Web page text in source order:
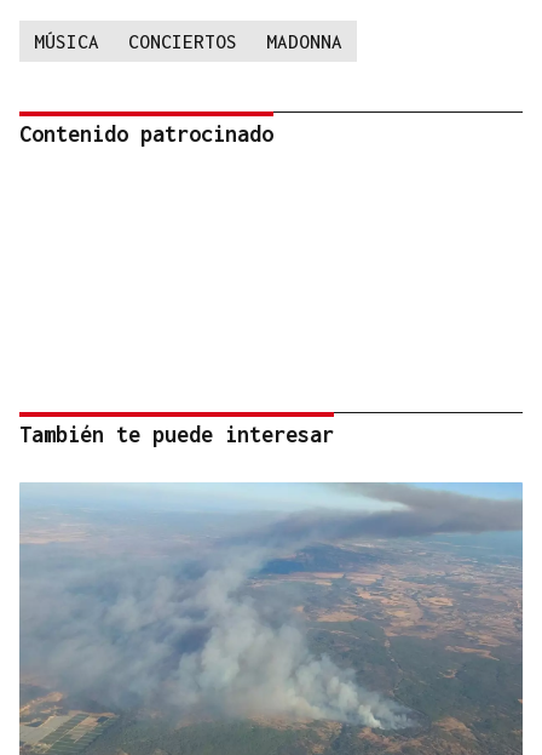
MÚSICA CONCIERTOS MADONNA
Contenido patrocinado
También te puede interesar